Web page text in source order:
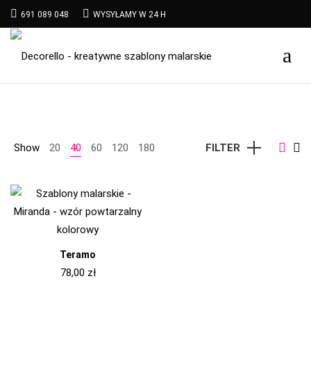
691 089 048 WYSYŁAMY W 24 H
Show 20 40 60 120 180 FILTER
Teramo
78,00 zł